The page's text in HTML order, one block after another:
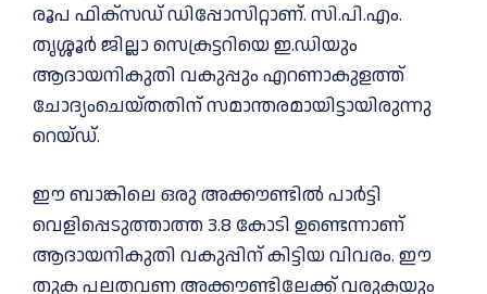
രൂപ ഫിക്‌സഡ് ഡിപ്പോസിറ്റാണ്. സി.പി.എം.
തൃശ്ശൂര്‍ ജില്ലാ സെക്രട്ടറിയെ ഇ.ഡിയും
ആദായനികുതി വകുപ്പും എറണാകുളത്ത്
ചോദ്യംചെയ്തതിന് സമാന്തരമായിട്ടായിരുന്നു
റെയ്ഡ്.
ഈ ബാങ്കിലെ ഒരു അക്കൗണ്ടില്‍ പാര്‍ട്ടി
വെളിപ്പെടുത്താത്ത 3.8 കോടി ഉണ്ടെന്നാണ്
ആദായനികുതി വകുപ്പിന് കിട്ടിയ വിവരം. ഈ
തുക പലതവണ അക്കൗണ്ടിലേക്ക് വരുകയും